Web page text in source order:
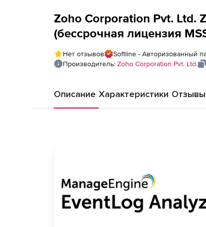
Zoho Corporation Pvt. Ltd.
(бессрочная лицензия
Installation), fee for 100
Нет отзывов
Softline - Авторизованный
Производитель: Zoho Corporation Pvt. Ltd.
Описание Характеристики Отзывы